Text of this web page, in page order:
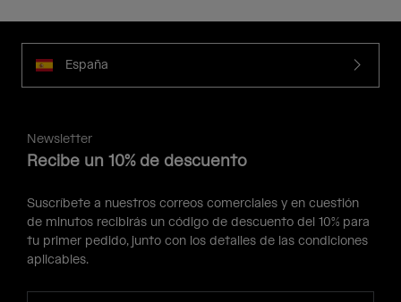
España
Newsletter
Recibe un 10% de descuento
Suscríbete a nuestros correos comerciales y en cuestión
de minutos recibirás un código de descuento del 10% para
tu primer pedido, junto con los detalles de las condiciones
aplicables.